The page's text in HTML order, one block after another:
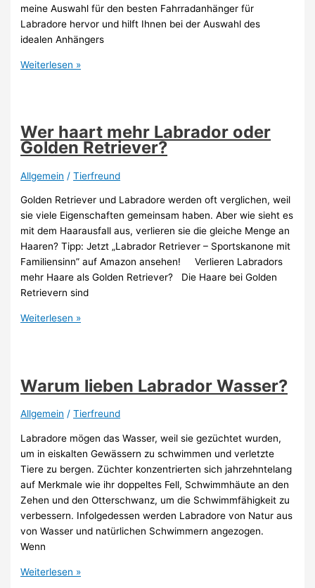
meine Auswahl für den besten Fahrradanhänger für
Labradore hervor und hilft Ihnen bei der Auswahl des
idealen Anhängers
Welcher
Weiterlesen »
Wer haart mehr Labrador oder
Golden Retriever?
Allgemein /Tierfreund
Golden Retriever und Labradore werden oft verglichen, weil
sie viele Eigenschaften gemeinsam haben. Aber wie sieht es
mit dem Haarausfall aus, verlieren sie die gleiche Menge an
Haaren? Tipp: Jetzt „Labrador Retriever – Sportskanone mit
Familiensinn” auf Amazon ansehen! Verlieren Labradors
mehr Haare als Golden Retriever? Die Haare bei Golden
Retrievern sind
Wer
oder
Golden
Retriever?
Weiterlesen »
Warum lieben Labrador Wasser?
Allgemein /Tierfreund
Labradore mögen das Wasser, weil sie gezüchtet wurden,
um in eiskalten Gewässern zu schwimmen und verletzte
Tiere zu bergen. Züchter konzentrierten sich jahrzehntelang
auf Merkmale wie ihr doppeltes Fell, Schwimmhäute an den
Zehen und den Otterschwanz, um die Schwimmfähigkeit zu
verbessern. Infolgedessen werden Labradore von Natur aus
von Wasser und natürlichen Schwimmern angezogen.
Wenn
Warum
Weiterlesen »